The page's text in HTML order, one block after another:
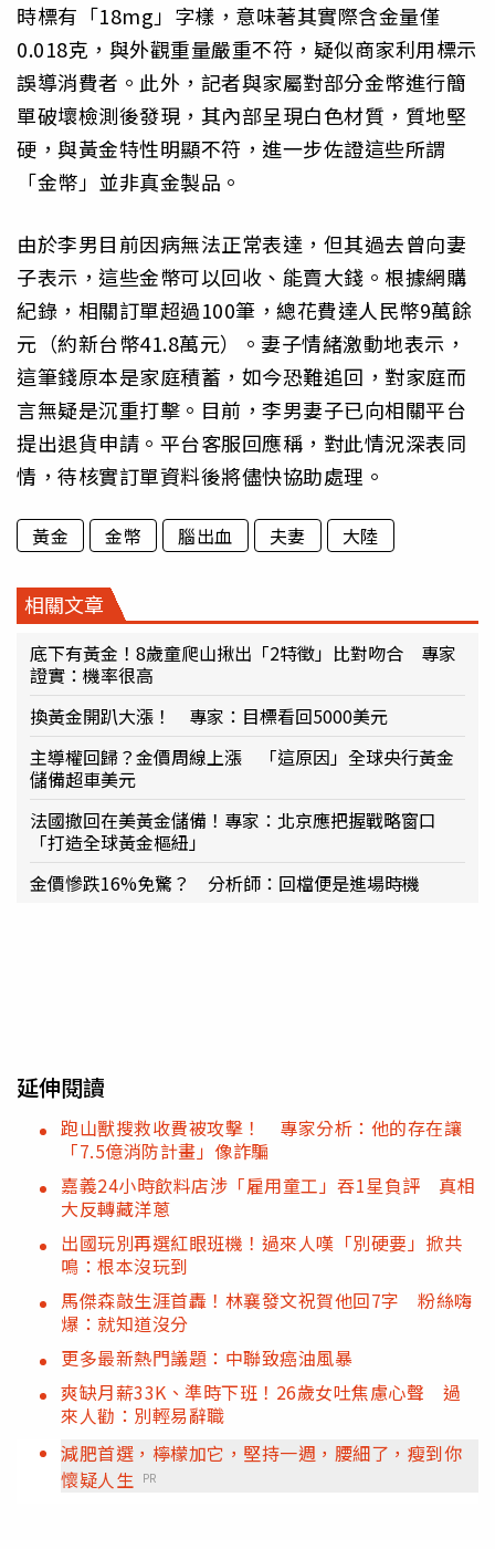
時標有「18mg」字樣，意味著其實際含金量僅
0.018克，與外觀重量嚴重不符，疑似商家利用標示
誤導消費者。此外，記者與家屬對部分金幣進行簡
單破壞檢測後發現，其內部呈現白色材質，質地堅
硬，與黃金特性明顯不符，進一步佐證這些所謂
「金幣」並非真金製品。
由於李男目前因病無法正常表達，但其過去曾向妻
子表示，這些金幣可以回收、能賣大錢。根據網購
紀錄，相關訂單超過100筆，總花費達人民幣9萬餘
元（約新台幣41.8萬元）。妻子情緒激動地表示，
這筆錢原本是家庭積蓄，如今恐難追回，對家庭而
言無疑是沉重打擊。目前，李男妻子已向相關平台
提出退貨申請。平台客服回應稱，對此情況深表同
情，待核實訂單資料後將儘快協助處理。
黃金 金幣 腦出血 夫妻 大陸
相關文章
底下有黃金！8歲童爬山揪出「2特徵」比對吻合 專家
證實：機率很高
換黃金開趴大漲！ 專家：目標看回5000美元
主導權回歸？金價周線上漲 「這原因」全球央行黃金
儲備超車美元
法國撤回在美黃金儲備！專家：北京應把握戰略窗口
「打造全球黃金樞紐」
金價慘跌16%免驚？ 分析師：回檔便是進場時機
延伸閱讀
跑山獸搜救收費被攻擊！ 專家分析：他的存在讓
「7.5億消防計畫」像詐騙
嘉義24小時飲料店涉「雇用童工」吞1星負評 真相
大反轉藏洋蔥
出國玩別再選紅眼班機！過來人嘆「別硬要」掀共
鳴：根本沒玩到
馬傑森敲生涯首轟！林襄發文祝賀他回7字 粉絲嗨
爆：就知道沒分
更多最新熱門議題：中聯致癌油風暴
爽缺月薪33K、準時下班！26歲女吐焦慮心聲 過
來人勸：別輕易辭職
減肥首選，檸檬加它，堅持一週，腰細了，瘦到你
懷疑人生
PR